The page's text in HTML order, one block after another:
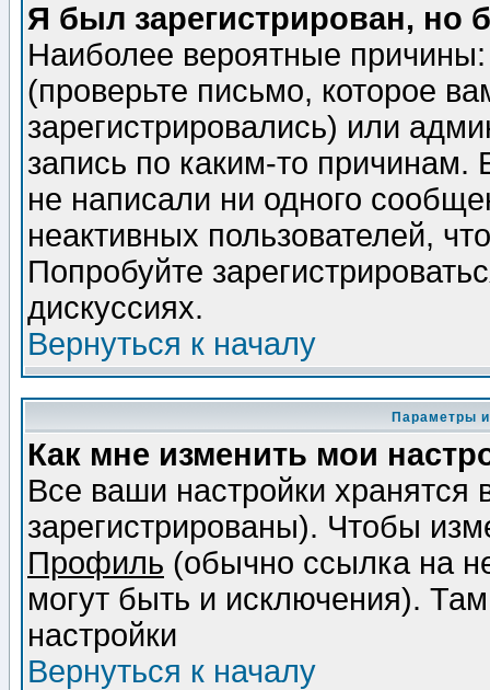
Я был зарегистрирован, но
Наиболее вероятные
(проверьте письмо, которое
зарегистрировались) или
запись по каким-то
не написали ни одного
неактивных пользователей,
Попробуйте
дискуссиях.
Вернуться к началу
Параметры
Как мне изменить мои
Все ваши настройки
зарегистрированы). Чтобы
Профиль (обычно ссылка на
могут быть и исключения).
настройки
Вернуться к началу